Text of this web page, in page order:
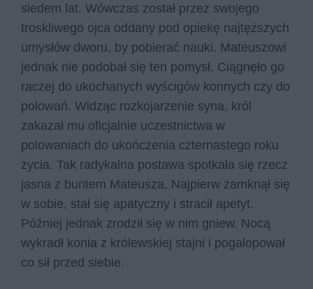
siedem lat. Wówczas został przez swojego
troskliwego ojca oddany pod opiekę najtęższych
umysłów dworu, by pobierać nauki. Mateuszowi
jednak nie podobał się ten pomysł. Ciągnęło go
raczej do ukochanych wyścigów konnych czy do
polowań. Widząc rozkojarzenie syna, król
zakazał mu oficjalnie uczestnictwa w
polowaniach do ukończenia czternastego roku
życia. Tak radykalna postawa spotkała się rzecz
jasna z buntem Mateusza. Najpierw zamknął się
w sobie, stał się apatyczny i stracił apetyt.
Później jednak zrodził się w nim gniew. Nocą
wykradł konia z królewskiej stajni i pogalopował
co sił przed siebie.